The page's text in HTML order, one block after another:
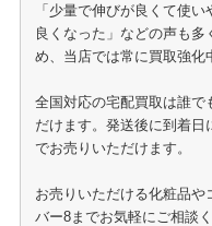
「少量で伸びが良くて使
良くなった」などの声も
め、当店では常に買取強化
全国対応の宅配買取は誰で
だけます。発送後に到着
でお売りいただけます。
お売りいただける化粧品
バー8までお気軽にご相談く